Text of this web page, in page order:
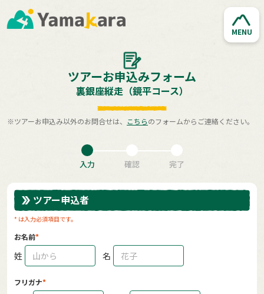
MENU
ツアーお申込みフォーム
裏銀座縦走（鏡平コース）
※ツアーお申込み以外のお問合せは、 こちらのフォームからご連絡ください。
入力 確認 完了
ツアー申込者
* は入力必須項目です。
お名前
姓 名
フリガナ